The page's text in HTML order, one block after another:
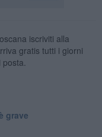
iscriviti alla
gratis tutti i giorni
grave